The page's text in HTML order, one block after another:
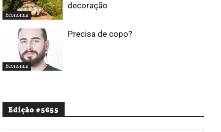
Economia
decoração
Economia
Precisa de copo?
Edição #5655